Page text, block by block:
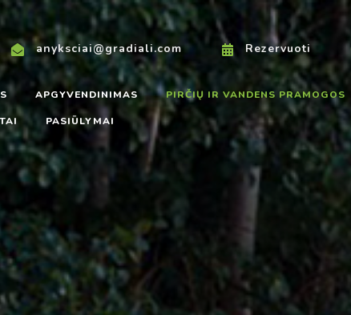
anyksciai@gradiali.com Rezervuoti
APGYVENDINIMAS PIRČIŲ IR VANDENS PRAMOGOS
PASIŪLYMAI